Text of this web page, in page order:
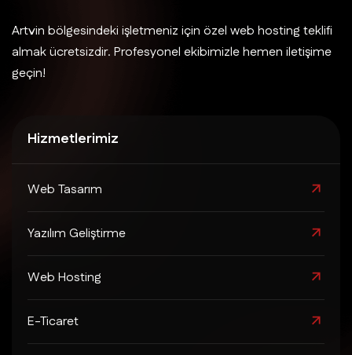
Artvin bölgesindeki işletmeniz için özel web hosting teklifi
almak ücretsizdir. Profesyonel ekibimizle hemen iletişime
geçin!
Hizmetlerimiz
Web Tasarım
Yazılım Geliştirme
Web Hosting
E-Ticaret